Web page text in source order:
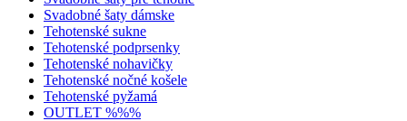
Svadobné šaty dámske
Tehotenské sukne
Tehotenské podprsenky
Tehotenské nohavičky
Tehotenské nočné košele
Tehotenské pyžamá
OUTLET %%%